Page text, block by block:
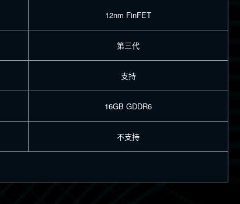
12nm FinFET
第三代
支持
16GB GDDR6
不支持